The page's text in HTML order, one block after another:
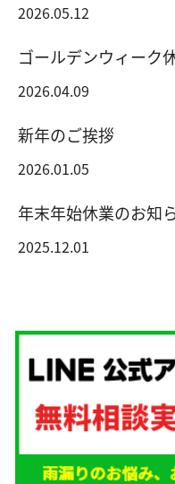
2026.05.12
ゴールデンウィーク
2026.04.09
新年のご挨拶
2026.01.05
年末年始休業のお知
2025.12.01